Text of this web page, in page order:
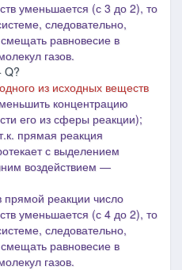
уменьшается (с 3 до 2), то
следовательно,
равновесие в
газов.
Q?
из исходных веществ
концентрацию
его из сферы реакции);
прямая реакция
с выделением
воздействием ―
прямой реакции число
уменьшается (с 4 до 2), то
следовательно,
равновесие в
газов.